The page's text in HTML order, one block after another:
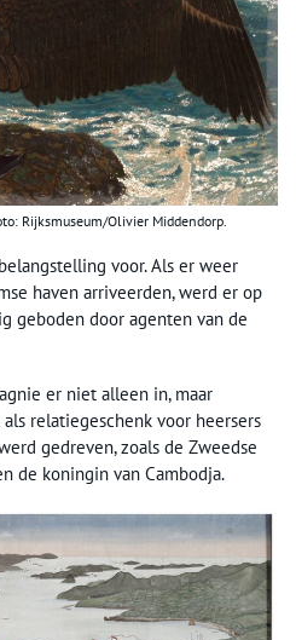
Rijksmuseum/Olivier Middendorp.
voor. Als er weer
haven arriveerden, werd er op
geboden door agenten van de
er niet alleen in, maar
relatiegeschenk voor heersers
gedreven, zoals de Zweedse
de koningin van Cambodja.